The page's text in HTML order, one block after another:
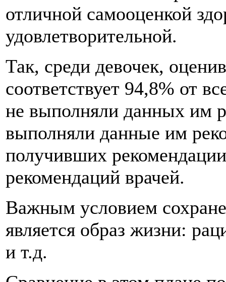
отличной самооценкой
удовлетворительной.
Так, среди девочек,
соответствует 94,8% от
не выполняли данных им
выполняли данные им
получивших
рекомендаций врачей.
Важным условием
является образ жизни:
и т.д.